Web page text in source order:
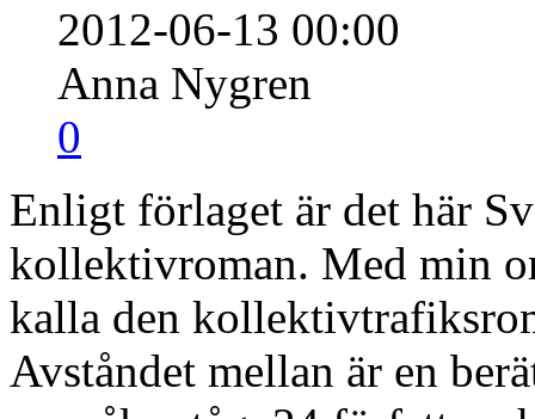
2012-06-13 00:00
Anna Nygren
0
Enligt förlaget är det här
kollektivroman. Med min
kalla den
Avståndet mellan är en